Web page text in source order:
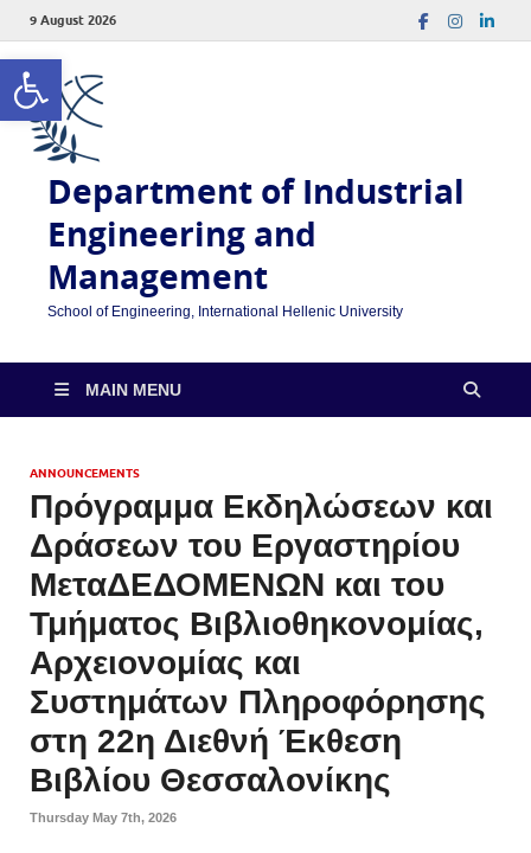
Open toolbar
9 August 2026
Department of Industrial
Engineering and
Management
School of Engineering, International Hellenic University
MAIN MENU
ANNOUNCEMENTS
Πρόγραμμα Εκδηλώσεων και
Δράσεων του Εργαστηρίου
ΜεταΔΕΔΟΜΕΝΩΝ και του
Τμήματος Βιβλιοθηκονομίας,
Αρχειονομίας και
Συστημάτων Πληροφόρησης
στη 22η Διεθνή Έκθεση
Βιβλίου Θεσσαλονίκης
Thursday May 7th, 2026